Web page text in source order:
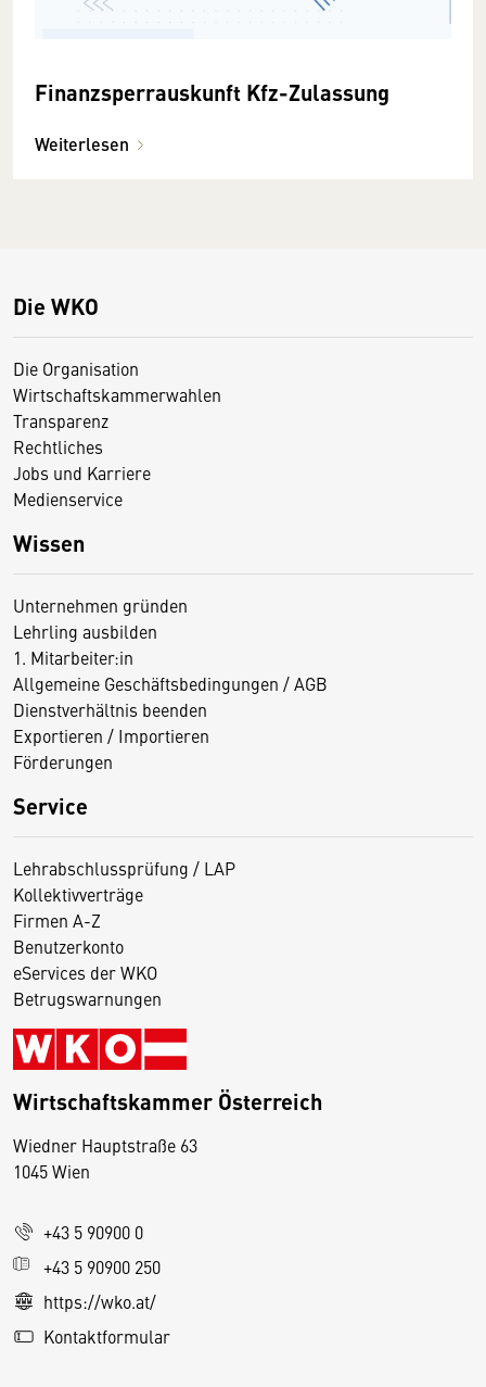
Finanzsperrauskunft Kfz-Zulassung
Weiterlesen
Die WKO
Die Organisation
Wirtschaftskammerwahlen
Transparenz
Rechtliches
Jobs und Karriere
Medienservice
Wissen
Unternehmen gründen
Lehrling ausbilden
1. Mitarbeiter:in
Allgemeine Geschäftsbedingungen / AGB
Dienstverhältnis beenden
Exportieren / Importieren
Förderungen
Service
Lehrabschlussprüfung / LAP
Kollektivverträge
Firmen A-Z
Benutzerkonto
eServices der WKO
Betrugswarnungen
Wirtschaftskammer Österreich
Wiedner Hauptstraße 63
1045 Wien
+43 5 90900 0
+43 5 90900 250
https://wko.at/
Kontaktformular
D
s
e
S
e